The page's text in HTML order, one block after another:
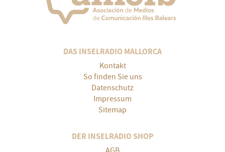
DAS INSELRADIO MALLORCA
Kontakt
So finden Sie uns
Datenschutz
Impressum
Sitemap
DER INSELRADIO SHOP